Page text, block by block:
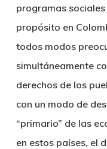
programas
propósito en
todos modos
simultáneamente
derechos de los
con un modo de
“primario” de las
en estos países, el